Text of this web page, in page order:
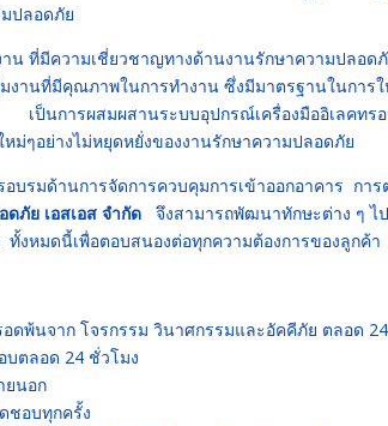
ปลอดภัย
น ที่มีความเชี่ยวชาญทางด้านงานรักษาความปลอด
านที่มีคุณภาพในการทำงาน ซึ่งมีมาตรฐานในการใ
ป็นการผสมผสานระบบอุปกรณ์เครื่องมืออิเลคทร
ๆอย่างไม่หยุดหยั่งของงานรักษาความปลอดภัย
อบรมด้านการจัดการควบคุมการเข้าออกอาคาร กา
ภัย เอสเอส จำกัด จึงสามารถพัฒนาทักษะต่าง ๆ ไ
งหมดนี้เพื่อตอบสนองต่อทุกความต้องการของลูกค้า
พ้นจาก โจรกรรม วินาศกรรมและอัคคีภัย ตลอด
บตลอด 24 ชั่วโมง
ยนอก
ชอบทุกครั้ง